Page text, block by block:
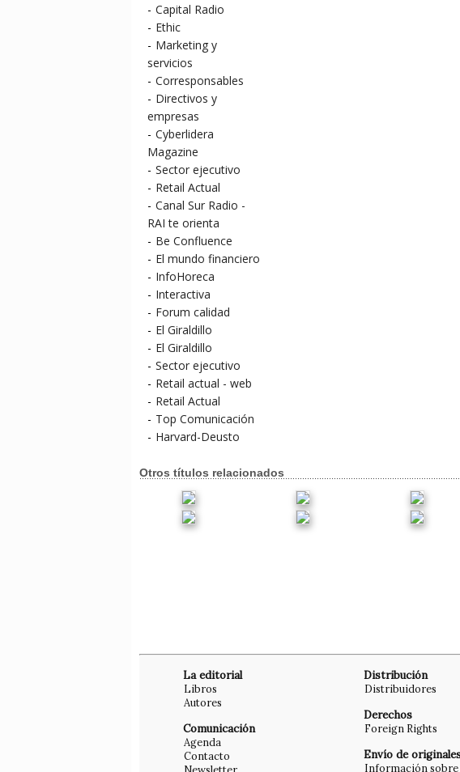
- Capital Radio
- Ethic
- Marketing y
servicios
- Corresponsables
- Directivos y
empresas
- Cyberlidera
Magazine
- Sector ejecutivo
- Retail Actual
- Canal Sur Radio -
RAI te orienta
- Be Confluence
- El mundo financiero
- InfoHoreca
- Interactiva
- Forum calidad
- El Giraldillo
- El Giraldillo
- Sector ejecutivo
- Retail actual - web
- Retail Actual
- Top Comunicación
- Harvard-Deusto
Otros títulos relacionados
La editorial
Libros
Autores
Comunicación
Agenda
Contacto
Distribución
Distribuidores
Derechos
Foreign Rights
Envío de
Información sobre